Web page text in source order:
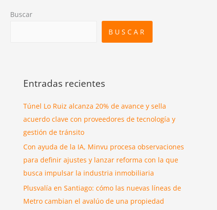
Buscar
BUSCAR
Entradas recientes
Túnel Lo Ruiz alcanza 20% de avance y sella
acuerdo clave con proveedores de tecnología y
gestión de tránsito
Con ayuda de la IA, Minvu procesa observaciones
para definir ajustes y lanzar reforma con la que
busca impulsar la industria inmobiliaria
Plusvalía en Santiago: cómo las nuevas líneas de
Metro cambian el avalúo de una propiedad